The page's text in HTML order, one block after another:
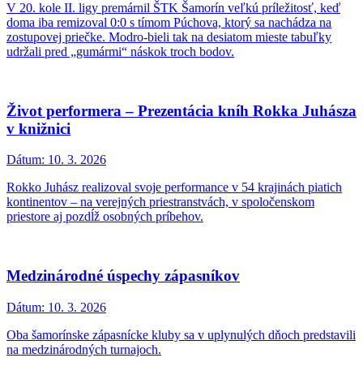
V 20. kole II. ligy premárnil ŠTK Šamorín veľkú príležitosť, keď
doma iba remizoval 0:0 s tímom Púchova, ktorý sa nachádza na
zostupovej priečke. Modro-bieli tak na desiatom mieste tabuľky
udržali pred „gumármi“ náskok troch bodov.
Život performera – Prezentácia kníh Rokka Juhásza
v knižnici
Dátum: 10. 3. 2026
Rokko Juhász realizoval svoje performance v 54 krajinách piatich
kontinentov – na verejných priestranstvách, v spoločenskom
priestore aj pozdĺž osobných príbehov.
Medzinárodné úspechy zápasníkov
Dátum: 10. 3. 2026
Oba šamorínske zápasnícke kluby sa v uplynulých dňoch predstavili
na medzinárodných turnajoch.